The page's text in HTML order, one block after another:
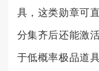
具，这类勋章可
分集齐后还能激
于低概率极品道